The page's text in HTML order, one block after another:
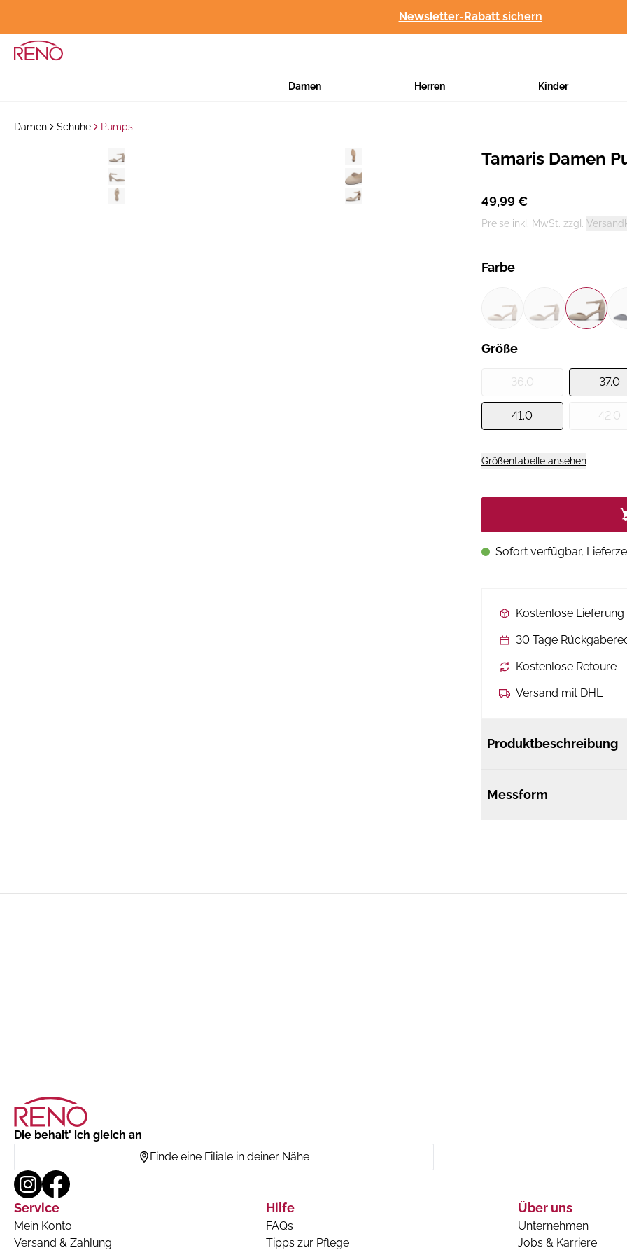
Newsletter-Rabatt sichern
Damen Herren Kinder
Damen Schuhe Pumps
Hersteller
Tamaris Damen
49,99 €
Preise inkl. MwSt. zzgl.
Farbe
Größe
36.0 37.0
41.0 42.0
Größentabelle ansehen
Sofort verfügbar,
Kostenlose
30 Tage
Kostenlose Retoure
Versand mit DHL
Produktbeschreibung
Messform
Die behalt' ich gleich an
Finde eine Filiale in deiner Nähe
Service
Mein Konto
Versand & Zahlung
Hilfe
FAQs
Tipps zur Pflege
Über uns
Unternehmen
Jobs & Karriere